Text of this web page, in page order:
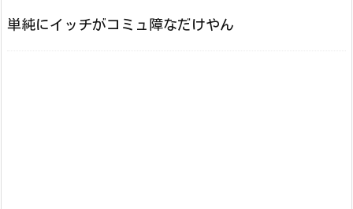
単純にイッチがコミュ障なだけやん